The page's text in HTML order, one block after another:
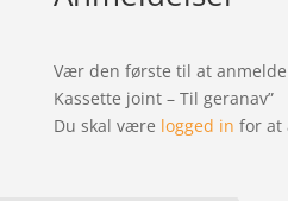
Vær den første til at anmelde
Kassette joint – Til geranav”
Du skal være logged in for at